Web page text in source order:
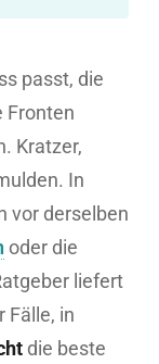
passt, die
Fronten
Kratzer,
In
vor derselben
oder die
liefert
Fälle, in
die beste